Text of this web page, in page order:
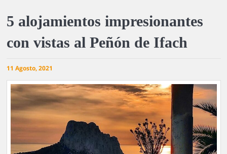
5 alojamientos impresionantes
con vistas al Peñón de Ifach
11 Agosto, 2021